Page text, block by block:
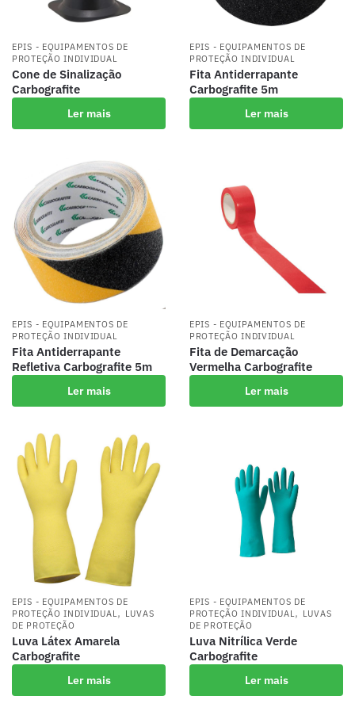
EPIS - EQUIPAMENTOS DE
PROTEÇÃO INDIVIDUAL
Cone de Sinalização
Carbografite
Ler mais
EPIS - EQUIPAMENTOS DE
PROTEÇÃO INDIVIDUAL
Fita Antiderrapante
Carbografite 5m
Ler mais
EPIS - EQUIPAMENTOS DE
PROTEÇÃO INDIVIDUAL
Fita Antiderrapante
Refletiva Carbografite 5m
Ler mais
EPIS - EQUIPAMENTOS DE
PROTEÇÃO INDIVIDUAL
Fita de Demarcação
Vermelha Carbografite
Ler mais
EPIS - EQUIPAMENTOS DE
PROTEÇÃO INDIVIDUAL, LUVAS
DE PROTEÇÃO
Luva Látex Amarela
Carbografite
Ler mais
EPIS - EQUIPAMENTOS DE
PROTEÇÃO INDIVIDUAL, LUVAS
DE PROTEÇÃO
Luva Nitrílica Verde
Carbografite
Ler mais